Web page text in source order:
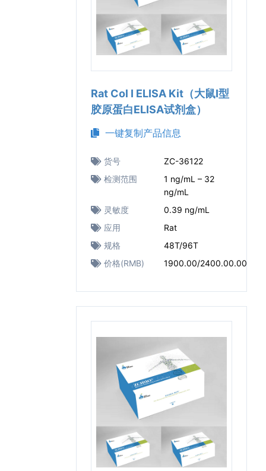
Rat Col I ELISA Kit（大鼠I型
胶原蛋白ELISA试剂盒）
一键复制产品信息
货号
ZC-36122
检测范围
1 ng/mL – 32
ng/mL
灵敏度
0.39 ng/mL
应用
Rat
规格
48T/96T
价格(RMB)
1900.00/2400.00.00